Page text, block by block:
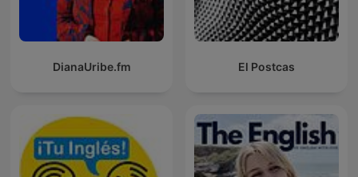
DianaUribe.fm El Postcas